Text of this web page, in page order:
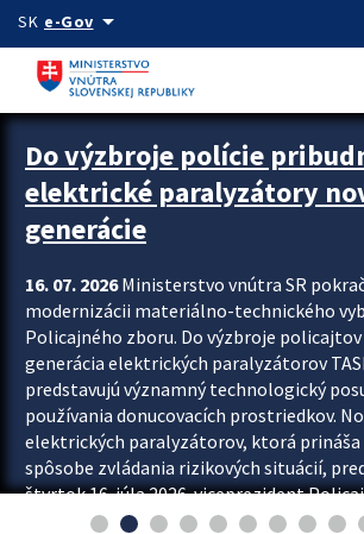
Preskocit na hlavný obsah
SK e-Govarrow_drop_down
Zastavit automatický posun upútavok
Do výzbroje polície
elektrické paralyzátory
generácie
16. 07. 2026Ministerstvo vnútra SR
modernizácii materiálno-technického
Policajného zboru. Do výzbroje
generácia elektrických paralyzátorov
predstavujú významný technologický
používania donucovacích prostriedkov.
elektrických paralyzátorov, ktorá prináša
spôsobe zvládania rizikových situácií,
štvrtok 16. júla 2026 viceprezident
Rastislav Polakovič a riaditeľ odboru